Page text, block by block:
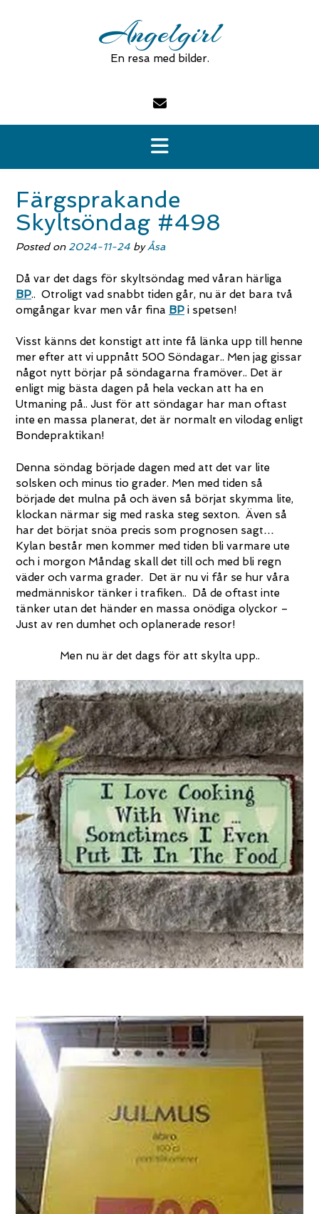
Angelgirl
En resa med bilder.
Färgsprakande
Skyltsöndag #498
Posted on 2024-11-24 byÅsa
Då var det dags för skyltsöndag med våran härliga
BP.. Otroligt vad snabbt tiden går, nu är det bara två
omgångar kvar men vår fina BP i spetsen!
Visst känns det konstigt att inte få länka upp till henne
mer efter att vi uppnått 500 Söndagar.. Men jag gissar
något nytt börjar på söndagarna framöver.. Det är
enligt mig bästa dagen på hela veckan att ha en
Utmaning på.. Just för att söndagar har man oftast
inte en massa planerat, det är normalt en vilodag enligt
Bondepraktikan!
Denna söndag började dagen med att det var lite
solsken och minus tio grader. Men med tiden så
började det mulna på och även så börjat skymma lite,
klockan närmar sig med raska steg sexton. Även så
har det börjat snöa precis som prognosen sagt…
Kylan består men kommer med tiden bli varmare ute
och i morgon Måndag skall det till och med bli regn
väder och varma grader. Det är nu vi får se hur våra
medmänniskor tänker i trafiken.. Då de oftast inte
tänker utan det händer en massa onödiga olyckor –
Just av ren dumhet och oplanerade resor!
Men nu är det dags för att skylta upp..